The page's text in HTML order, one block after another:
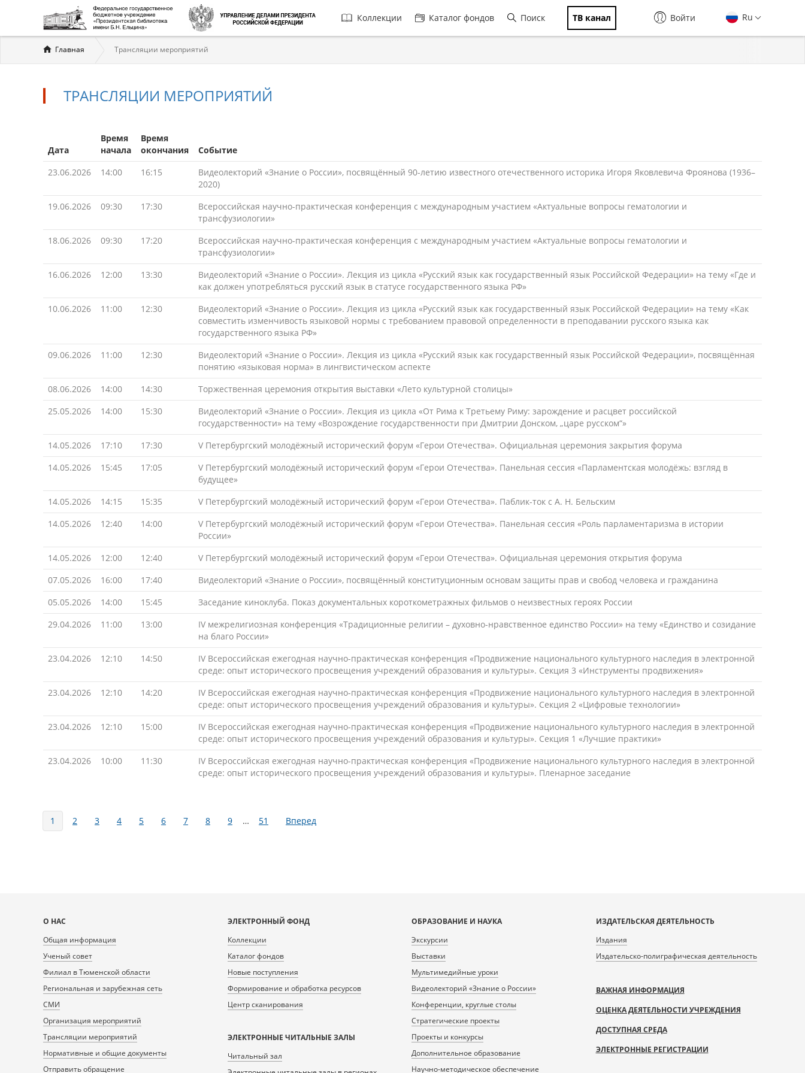
Главная
навигация
Коллекции Каталог фондов Поиск ТВ канал Ru
Войти
Вы
здесь
Главная Трансляции мероприятий
ТРАНСЛЯЦИИ МЕРОПРИЯТИЙ
Дата
Время
начала
Время
окончания
Событие
23.06.2026
14:00 16:15
Видеолекторий «Знание о России», посвящённый 90-летию известного отечественного историка Игоря Яковлевича Фроянова (1936–
2020)
19.06.2026
09:30 17:30
Всероссийская научно-практическая конференция с международным участием «Актуальные вопросы гематологии и
трансфузиологии»
18.06.2026
09:30 17:20
Всероссийская научно-практическая конференция с международным участием «Актуальные вопросы гематологии и
трансфузиологии»
16.06.2026
12:00 13:30
Видеолекторий «Знание о России». Лекция из цикла «Русский язык как государственный язык Российской Федерации» на тему «Где и
как должен употребляться русский язык в статусе государственного языка РФ»
10.06.2026
11:00 12:30
Видеолекторий «Знание о России». Лекция из цикла «Русский язык как государственный язык Российской Федерации» на тему «Как
совместить изменчивость языковой нормы с требованием правовой определенности в преподавании русского языка как
государственного языка РФ»
09.06.2026
11:00 12:30
Видеолекторий «Знание о России». Лекция из цикла «Русский язык как государственный язык Российской Федерации», посвящённая
понятию «языковая норма» в лингвистическом аспекте
08.06.2026
14:00 14:30
Торжественная церемония открытия выставки «Лето культурной столицы»
25.05.2026
14:00 15:30
Видеолекторий «Знание о России». Лекция из цикла «От Рима к Третьему Риму: зарождение и расцвет российской
государственности» на тему «Возрождение государственности при Дмитрии Донском, „царе русском“»
14.05.2026
17:10 17:30
V Петербургский молодёжный исторический форум «Герои Отечества». Официальная церемония закрытия форума
14.05.2026
15:45 17:05
V Петербургский молодёжный исторический форум «Герои Отечества». Панельная сессия «Парламентская молодёжь: взгляд в
будущее»
14.05.2026
14:15 15:35
V Петербургский молодёжный исторический форум «Герои Отечества». Паблик-ток с А. Н. Бельским
14.05.2026
12:40 14:00
V Петербургский молодёжный исторический форум «Герои Отечества». Панельная сессия «Роль парламентаризма в истории
России»
14.05.2026
12:00 12:40
V Петербургский молодёжный исторический форум «Герои Отечества». Официальная церемония открытия форума
07.05.2026
16:00 17:40
Видеолекторий «Знание о России», посвящённый конституционным основам защиты прав и свобод человека и гражданина
05.05.2026
14:00 15:45
Заседание киноклуба. Показ документальных короткометражных фильмов о неизвестных героях России
29.04.2026
11:00 13:00
IV межрелигиозная конференция «Традиционные религии – духовно-нравственное единство России» на тему «Единство и созидание
на благо России»
23.04.2026
12:10 14:50
IV Всероссийская ежегодная научно-практическая конференция «Продвижение национального культурного наследия в электронной
среде: опыт исторического просвещения учреждений образования и культуры». Секция 3 «Инструменты продвижения»
23.04.2026
12:10 14:20
IV Всероссийская ежегодная научно-практическая конференция «Продвижение национального культурного наследия в электронной
среде: опыт исторического просвещения учреждений образования и культуры». Секция 2 «Цифровые технологии»
23.04.2026
12:10 15:00
IV Всероссийская ежегодная научно-практическая конференция «Продвижение национального культурного наследия в электронной
среде: опыт исторического просвещения учреждений образования и культуры». Секция 1 «Лучшие практики»
23.04.2026
10:00 11:30
IV Всероссийская ежегодная научно-практическая конференция «Продвижение национального культурного наследия в электронной
среде: опыт исторического просвещения учреждений образования и культуры». Пленарное заседание
1 2 3 4 5 6 7 8 9 … 51 Вперед
Карта
сайта
О НАС
Общая информация
Ученый совет
Филиал в Тюменской области
Региональная и зарубежная сеть
СМИ
Организация мероприятий
Трансляции мероприятий
Нормативные и общие документы
Отправить обращение
ЭЛЕКТРОННЫЙ ФОНД
Коллекции
Каталог фондов
Новые поступления
Формирование и обработка ресурсов
Центр сканирования
ЭЛЕКТРОННЫЕ ЧИТАЛЬНЫЕ ЗАЛЫ
Читальный зал
ОБРАЗОВАНИЕ И НАУКА
Экскурсии
Выставки
Мультимедийные уроки
Видеолекторий «Знание о России»
Конференции, круглые столы
Стратегические проекты
Проекты и конкурсы
Дополнительное образование
Научно-методическое обеспечение
ИЗДАТЕЛЬСКАЯ ДЕЯТЕЛЬНОСТЬ
Издания
Издательско-полиграфическая деятельность
ВАЖНАЯ ИНФОРМАЦИЯ
ОЦЕНКА ДЕЯТЕЛЬНОСТИ УЧРЕЖДЕНИЯ
ДОСТУПНАЯ СРЕДА
ЭЛЕКТРОННЫЕ РЕГИСТРАЦИИ